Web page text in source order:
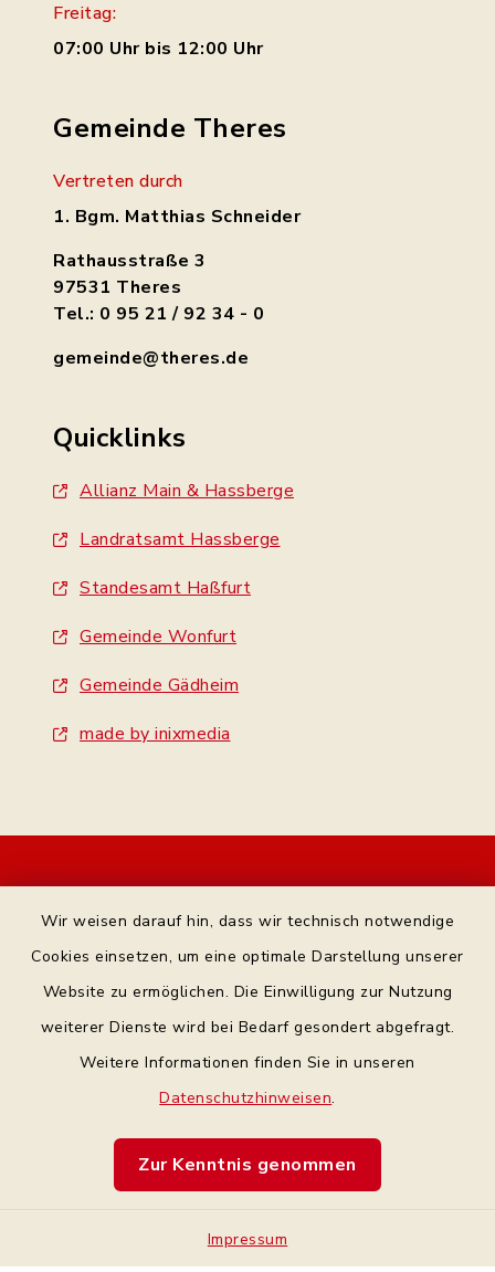
Wir weisen darauf hin, dass wir technisch notwendige
Cookies einsetzen, um eine optimale Darstellung unserer
Website zu ermöglichen. Die Einwilligung zur Nutzung
weiterer Dienste wird bei Bedarf gesondert abgefragt.
Weitere Informationen finden Sie in unseren
Datenschutzhinweisen.
Zur Kenntnis genommen
Impressum
Freitag:
07:00 Uhr bis 12:00 Uhr
Gemeinde Theres
Vertreten durch
1. Bgm. Matthias Schneider
Rathausstraße 3
97531 Theres
Tel.: 0 95 21 / 92 34 - 0
gemeinde@theres.de
Quicklinks
Allianz Main & Hassberge
Landratsamt Hassberge
Standesamt Haßfurt
Gemeinde Wonfurt
Gemeinde Gädheim
made by inixmedia
Bankverbindung
Barrierefreiheit
Impressum
Sitemap